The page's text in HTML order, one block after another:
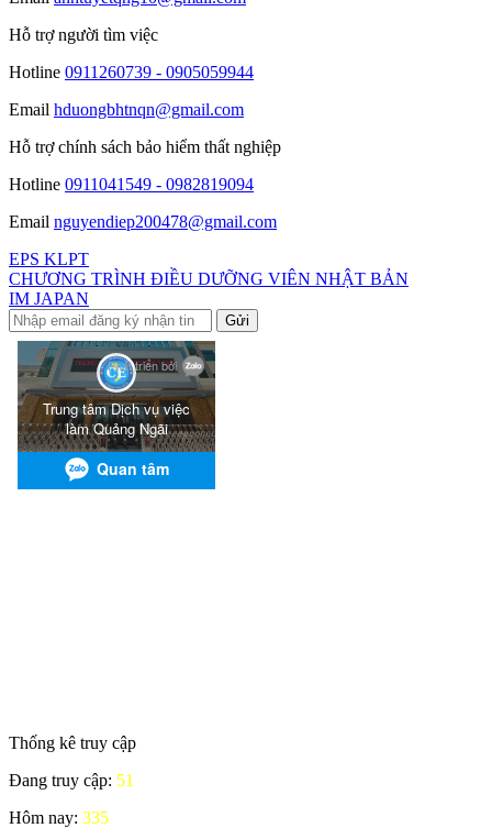
Hỗ trợ người tìm việc
Hotline 0911260739 - 0905059944
Email hduongbhtnqn@gmail.com
Hỗ trợ chính sách bảo hiểm thất nghiệp
Hotline 0911041549 - 0982819094
Email nguyendiep200478@gmail.com
EPS KLPT
CHƯƠNG TRÌNH ĐIỀU DƯỠNG VIÊN NHẬT BẢN
IM JAPAN
Gửi
Thống kê truy cập
Đang truy cập: 51
Hôm nay: 335